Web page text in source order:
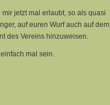
jetzt mal erlaubt, so als quasi
auf euren Wurf auch auf dem
des Vereins hinzuweisen.
mal sein.